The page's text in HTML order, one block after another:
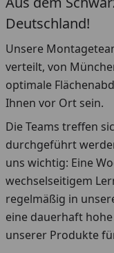
Deutschland!
Unsere
verteilt, von
optimale
Ihnen vor Ort sein.
Die Teams treffen
durchgeführt
uns wichtig: Eine
wechselseitigem
regelmäßig in
eine dauerhaft
unserer Produkte